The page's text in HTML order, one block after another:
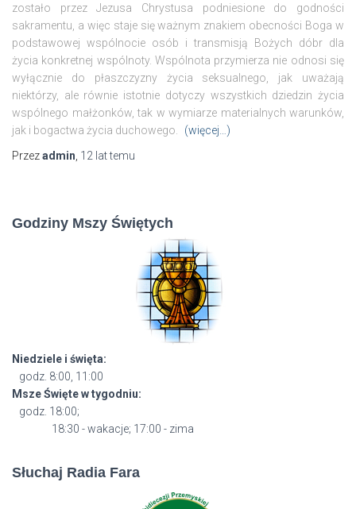
zostało przez Jezusa Chrystusa podniesione do godności
sakramentu, a więc staje się ważnym znakiem obecności Boga w
podstawowej wspólnocie osób i transmisją Bożych dóbr dla
życia konkretnej wspólnoty. Wspólnota przymierza nie odnosi się
wyłącznie do płaszczyzny życia seksualnego, jak uważają
niektórzy, ale równie istotnie dotyczy wszystkich dziedzin życia
wspólnego małżonków, tak w wymiarze materialnych warunków,
jak i bogactwa życia duchowego.
(więcej…)
Przezadmin 12 lattemu
Godziny Mszy Świętych
Niedziele i święta:
godz. 8:00, 11:00
Msze Święte w tygodniu:
godz. 18:00;
18:30 - wakacje; 17:00 - zima
Słuchaj Radia Fara